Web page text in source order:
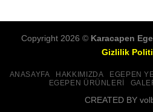
Copyright 2026 © Karacapen
Gizlilik
ANASAYFA HAKKIMIZDA EGEPEN
EGEPEN ÜRÜNLERI
CREATED BY